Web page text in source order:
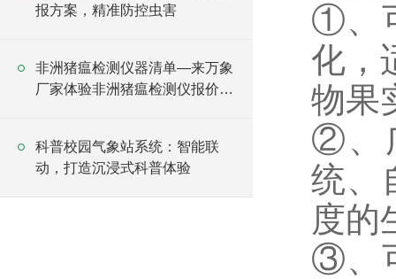
报方案，精准防控虫害
非洲猪瘟检测仪器清单—来万象
厂家体验非洲猪瘟检测仪报价方
科普校园气象站系统：智能联
动，打造沉浸式科普体验
①、
化，
物果
②、
统、
度的
③、